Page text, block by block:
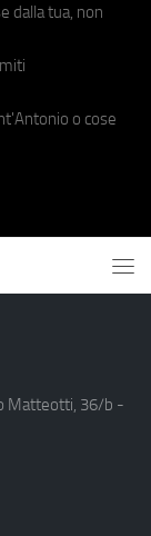
dalla tua, non
o cose
Matteotti, 36/b -